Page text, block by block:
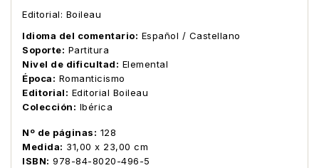
Editorial: Boileau
Idioma del comentario: Español / Castellano
Soporte: Partitura
Nivel de dificultad: Elemental
Época: Romanticismo
Editorial: Editorial Boileau
Colección: Ibérica
Nº de páginas: 128
Medida: 31,00 x 23,00 cm
ISBN: 978-84-8020-496-5